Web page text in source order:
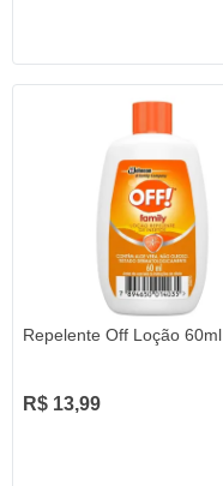
Repelente Off Loção 60ml
R$ 13,99